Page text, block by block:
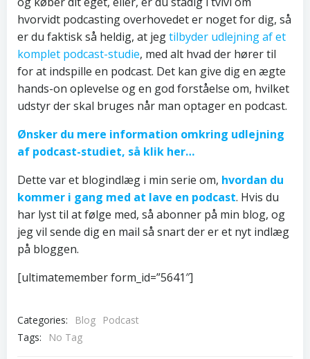
hvorvidt podcasting overhovedet er noget for dig, så
er du faktisk så heldig, at jegtilbyder udlejning af et
komplet podcast-studie, med alt hvad der hører til
for at indspille en podcast. Det kan give dig en ægte
hands-on oplevelse og en god forståelse om, hvilket
udstyr der skal bruges når man optager en podcast.
Ønsker du mere information omkring udlejning
af podcast-studiet, så klik her…
Dette var et blogindlæg i min serie om, hvordan du
kommer i gang med at lave en podcast. Hvis du
har lyst til at følge med, så abonner på min blog, og
jeg vil sende dig en mail så snart der er et nyt indlæg
på bloggen.
[ultimatemember form_id=”5641″]
Categories: Blog
Podcast
Tags:
No Tag